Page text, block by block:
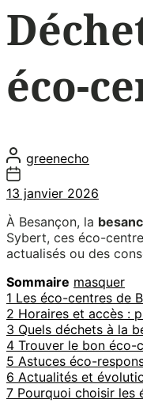
éco-
greenecho
13 janvier 2026
À Besançon, la
Sybert, ces éco-
actualisés ou des
Sommaire masquer
1 Les éco-centres de
2 Horaires et accès :
3 Quels déchets à la
4 Trouver le bon éco-
5 Astuces éco-
6 Actualités et
7 Pourquoi choisir les